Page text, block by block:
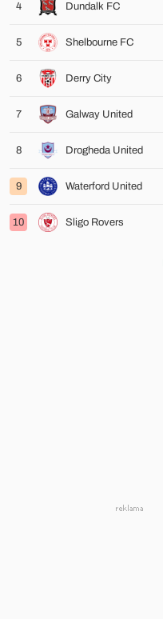
4 Dundalk FC
5 Shelbourne FC
6 Derry City
7 Galway United
8 Drogheda United
9 Waterford United
10 Sligo Rovers